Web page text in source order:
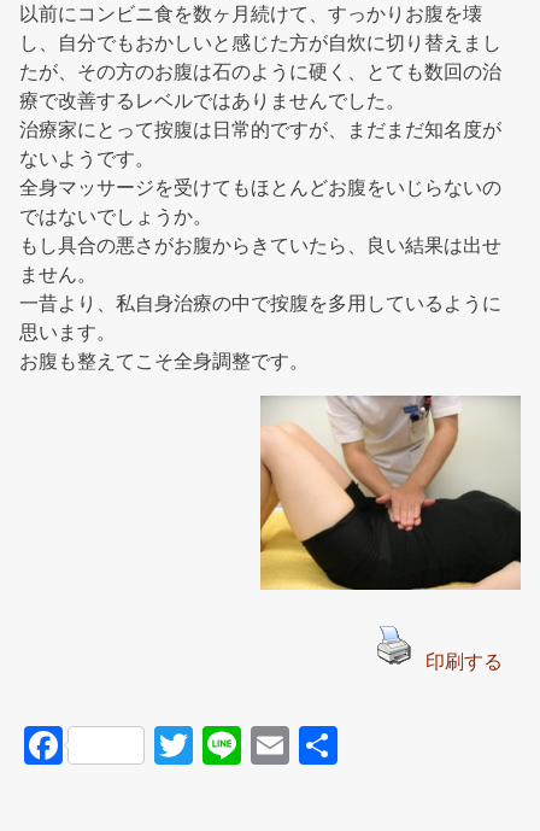
以前にコンビニ食を数ヶ月続けて、すっかりお腹を壊
し、自分でもおかしいと感じた方が自炊に切り替えまし
たが、その方のお腹は石のように硬く、とても数回の治
療で改善するレベルではありませんでした。
治療家にとって按腹は日常的ですが、まだまだ知名度が
ないようです。
全身マッサージを受けてもほとんどお腹をいじらないの
ではないでしょうか。
もし具合の悪さがお腹からきていたら、良い結果は出せ
ません。
一昔より、私自身治療の中で按腹を多用しているように
思います。
お腹も整えてこそ全身調整です。
印刷する
F
T
Li
E